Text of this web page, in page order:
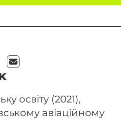
освіту (2021),
авіаційному